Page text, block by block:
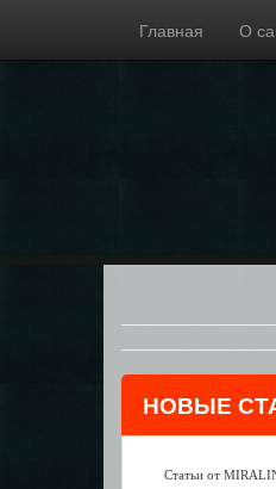
Главная О
НОВЫЕ
Статьи от